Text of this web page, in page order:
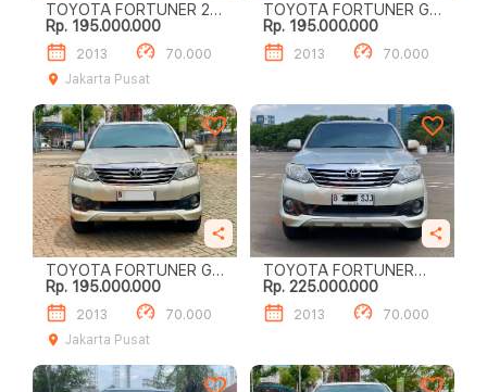
TOYOTA FORTUNER 2.7
G LUX
Rp. 195.000.000
2013
70.000
Jakarta Pusat
TOYOTA FORTUNER G
LUX
Rp. 195.000.000
2013 70.000
TOYOTA FORTUNER G
LUX 2.7
Rp. 195.000.000
2013
70.000
Jakarta Pusat
TOYOTA FORTUNER
2.7G
Rp. 225.000.000
2013 70.000